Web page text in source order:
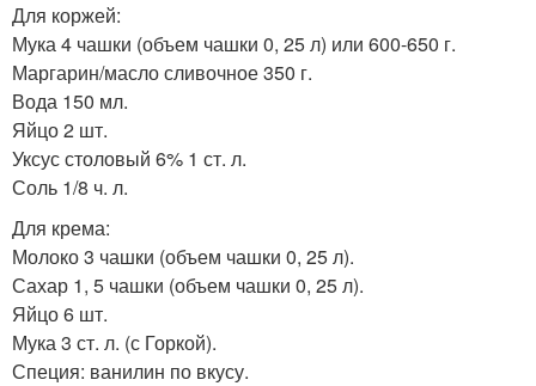
Для коржей:
Мука 4 чашки (объем чашки 0, 25 л) или 600-650 г.
Маргарин/масло сливочное 350 г.
Вода 150 мл.
Яйцо 2 шт.
Уксус столовый 6% 1 ст. л.
Соль 1/8 ч. л.
Для крема:
Молоко 3 чашки (объем чашки 0, 25 л).
Сахар 1, 5 чашки (объем чашки 0, 25 л).
Яйцо 6 шт.
Мука 3 ст. л. (с Горкой).
Специя: ванилин по вкусу.